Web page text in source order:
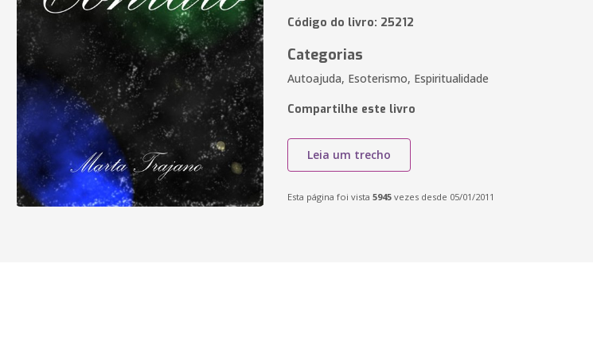
Código do livro: 25212
Categorias
Autoajuda, Esoterismo, Espiritualidade
Compartilhe este livro
Leia um trecho
Esta página foi vista 5945 vezes desde 05/01/2011